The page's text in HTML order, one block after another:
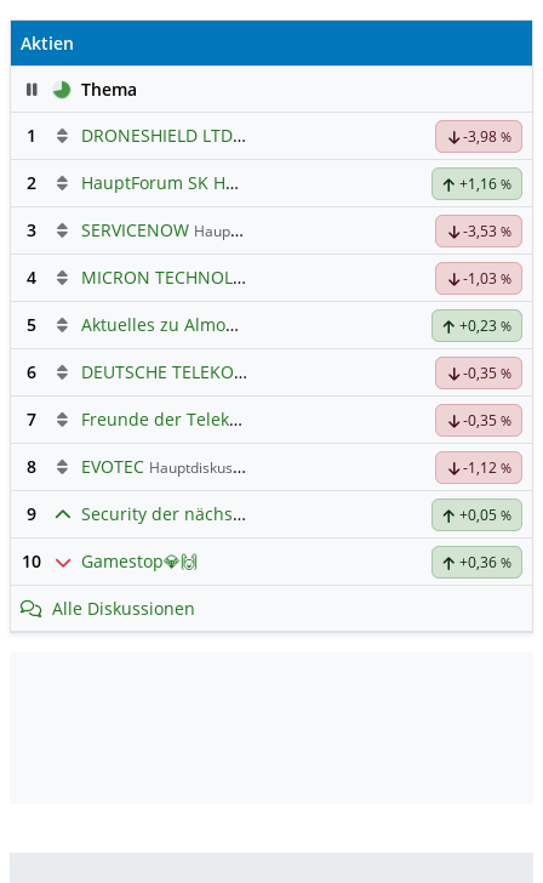
Aktien
PauseThema
1
DRONESHIELD LTDHauptdiskussion -3,98 %
2 HauptForum SK HYNIC +1,16 %
3 SERVICENOW Hauptdiskussion -3,53 %
4 MICRON TECHNOLOGY -1,03 %
5 Aktuelles zu Almonty Industries +0,23 %
6 DEUTSCHE TELEKOM -0,35 %
7 Freunde der Telekom -0,35 %
8 EVOTEC Hauptdiskussion -1,12 %
9 Security der nächsten Generation +0,05 %
10 Gamestop💎🙌 +0,36 %
Alle Diskussionen